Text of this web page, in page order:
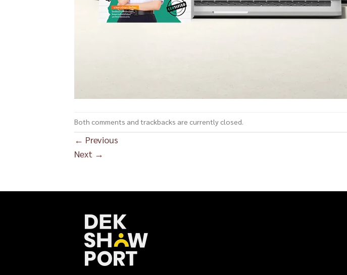
Both comments and trackbacks are currently closed.
← Previous
Next →